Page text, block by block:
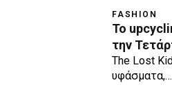
FASHION
Το
την
The Lost
υφάσματα,…